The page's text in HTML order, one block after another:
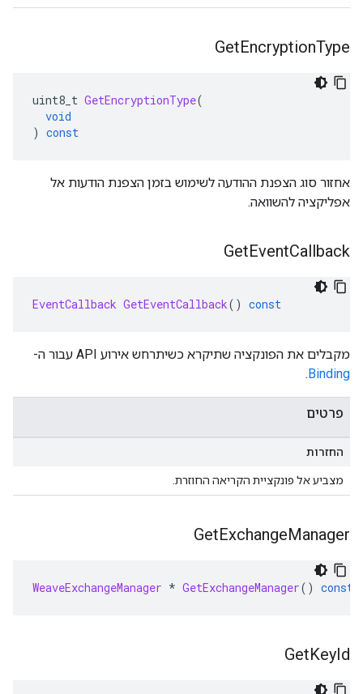
GetEncryptionType
uint8_t GetEncryptionType(
void
) const
אחזור סוג הצפנת ההודעה לשימוש בזמן הצפנת הודעות אל
אפליקציה להשוואה.
GetEventCallback
EventCallback GetEventCallback() const
מקבלים את הפונקציה שתיקרא כשיתרחש אירוע API עבור ה-
Binding
.
פרטים
החזרות
מצביע אל פונקציית הקריאה החוזרת.
GetExchangeManager
WeaveExchangeManager * GetExchangeManager() const
GetKeyId